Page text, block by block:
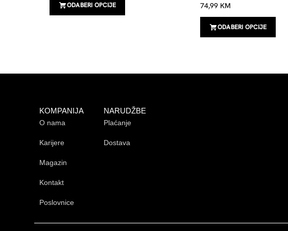
ODABERI OPCIJE 74,99 KM
ODABERI OPCIJE
KOMPANIJA
O nama
Karijere
Magazin
Kontakt
Poslovnice
NARUDŽBE
Plaćanje
Dostava